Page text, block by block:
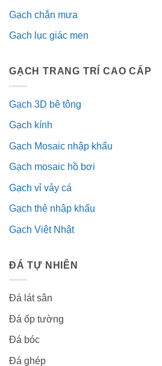
Gạch chắn mưa
Gạch lục giác men
GẠCH TRANG TRÍ CAO CẤP
Gạch 3D bê tông
Gạch kính
Gạch Mosaic nhập khẩu
Gạch mosaic hồ bơi
Gạch vỉ vảy cá
Gạch thẻ nhập khẩu
Gạch Việt Nhật
ĐÁ TỰ NHIÊN
Đá lát sân
Đá ốp tường
Đá bóc
Đá ghép